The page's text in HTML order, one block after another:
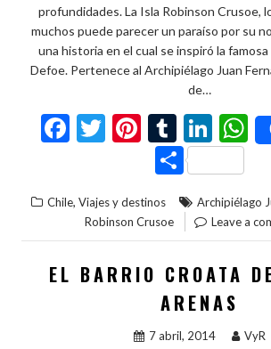
profundidades. La Isla Robinson Crusoe,
muchos puede parecer un paraíso por su
una historia en el cual se inspiró la
Defoe. Pertenece al Archipiélago Juan
de…
F
b
o
o
T
er
Pi
nt
er
es
t
T
u
m
bl
r
Li
n
ke
dI
n
h
s
A
p
C
m
p
ar
ti
r
Chile, Viajes y destinos Archipiélago
Robinson Crusoe
Leave a
EL BARRIO CROATA
ARENAS
7 abril, 2014 VyR